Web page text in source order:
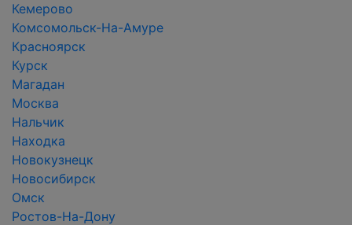
Кемерово
Комсомольск-На-Амуре
Красноярск
Курск
Магадан
Москва
Нальчик
Находка
Новокузнецк
Новосибирск
Омск
Ростов-На-Дону